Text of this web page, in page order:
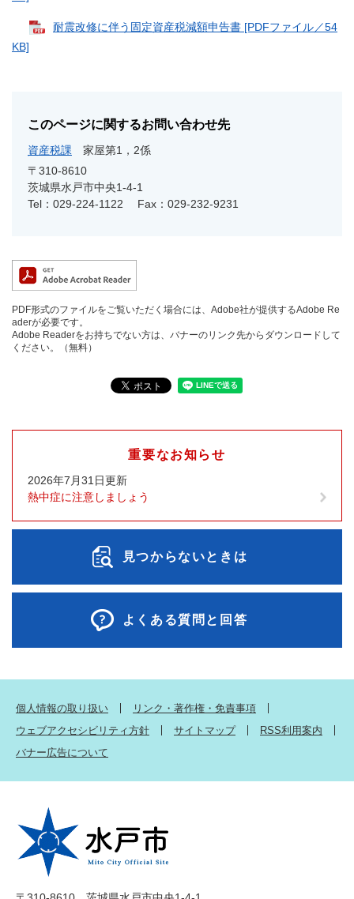
耐震改修に伴う固定資産税減額申告書 [PDFファイル／54
KB]
このページに関するお問い合わせ先
資産税課
家屋第1，2係
〒310-8610
茨城県水戸市中央1-4-1
Tel：029-224-1122
Fax：029-232-9231
PDF形式のファイルをご覧いただく場合には、Adobe社が提供するAdobe Re
aderが必要です。
Adobe Readerをお持ちでない方は、バナーのリンク先からダウンロードして
ください。（無料）
重要なお知らせ
2026年7月31日更新
熱中症に注意しましょう
見つからないときは
よくある質問と回答
個人情報の取り扱い
リンク・著作権・免責事項
ウェブアクセシビリティ方針
サイトマップ
RSS利用案内
バナー広告について